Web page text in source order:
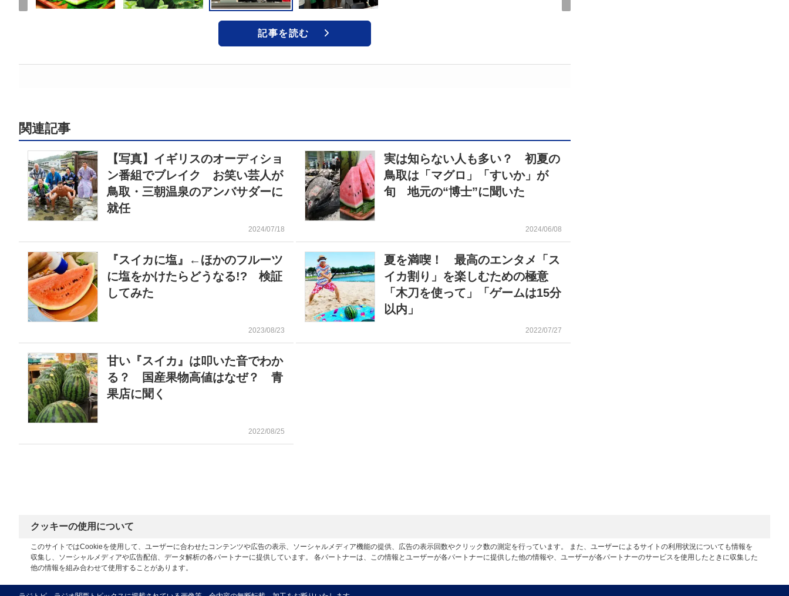
記事を読む
関連記事
【写真】イギリスのオーディショ
ン番組でブレイク お笑い芸人が
鳥取・三朝温泉のアンバサダーに
就任
2024/07/18
実は知らない人も多い？ 初夏の
鳥取は「マグロ」「すいか」が
旬 地元の“博士”に聞いた
2024/06/08
『スイカに塩』←ほかのフルーツ
に塩をかけたらどうなる!? 検証
してみた
2023/08/23
夏を満喫！ 最高のエンタメ「ス
イカ割り」を楽しむための極意
「木刀を使って」「ゲームは15分
以内」
2022/07/27
甘い『スイカ』は叩いた音でわか
る？ 国産果物高値はなぜ？ 青
果店に聞く
2022/08/25
クッキーの使用について
このサイトではCookieを使用して、ユーザーに合わせたコンテンツや広告の表示、ソーシャルメディア機能の提供、広告の表示回数やクリック数の測定を行っています。 また、ユーザーによるサイトの利用状況についても情報を
収集し、ソーシャルメディアや広告配信、データ解析の各パートナーに提供しています。 各パートナーは、この情報とユーザーが各パートナーに提供した他の情報や、ユーザーが各パートナーのサービスを使用したときに収集した
他の情報を組み合わせて使用することがあります。